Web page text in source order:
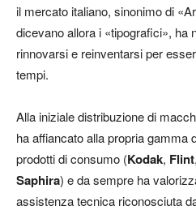
il mercato italiano, sinonimo di
dicevano allora i «tipografici», ha
rinnovarsi e reinventarsi per
tempi.
Alla iniziale distribuzione di
ha affiancato alla propria gamma
prodotti di consumo (Kodak, Flint
Saphira) e da sempre ha
assistenza tecnica riconosciuta